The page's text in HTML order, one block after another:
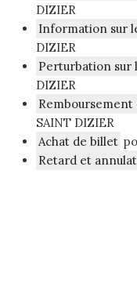
DIZIER
Information sur
DIZIER
Perturbation sur
DIZIER
SAINT DIZIER
Achat de billet
Retard et